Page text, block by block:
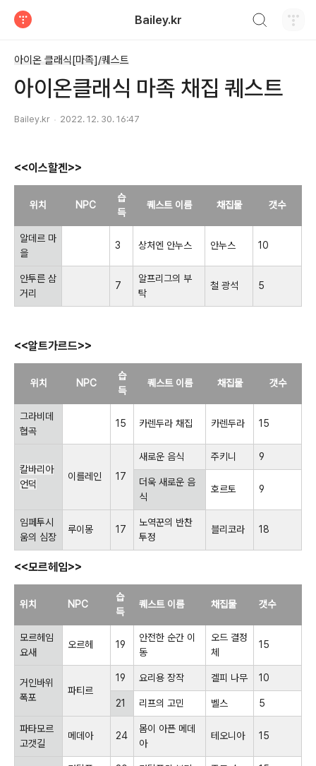
Bailey.kr
아이온 클래식[마족]/퀘스트
아이온클래식 마족 채집 퀘스트
Bailey.kr 2022. 12. 30. 16:47
<<이스할겐>>
위치 NPC
습
득
퀘스트 이름 채집물 갯수
알데르 마
을
3 상처엔 안누스 안누스 10
안투른 삼
거리
7
알프리그의 부
탁
철 광석 5
<<알트가르드>>
위치 NPC
습
득
퀘스트 이름 채집물 갯수
그라비데
협곡
15 카렌두라 채집 카렌두라 15
칼바리아
언덕
이를레인 17
새로운 음식 주키니 9
더욱 새로운 음
식
호르토 9
임페투시
움의 심장
루이몽 17
노역꾼의 반찬
투정
블리코라 18
<<모르헤임>>
위치 NPC
습
득
퀘스트 이름 채집물 갯수
모르헤임
요새
오르헤 19
안전한 순간 이
동
오드 결정
체
15
거인바위
폭포
파티르
19 요리용 장작 겔피 나무 10
21 리프의 고민 벨스 5
파타모르
고갯길
메데아 24
몸이 아픈 메데
아
테오니아 15